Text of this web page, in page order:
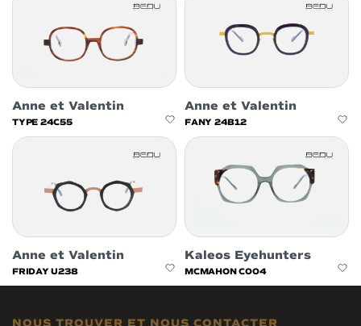
Anne et Valentin
TYPE 24C55
Anne et Valentin
FANY 24B12
Anne et Valentin
FRIDAY U238
Kaleos Eyehunters
MCMAHON C004
NOUS TROUVER ET NOUS CONTACTER